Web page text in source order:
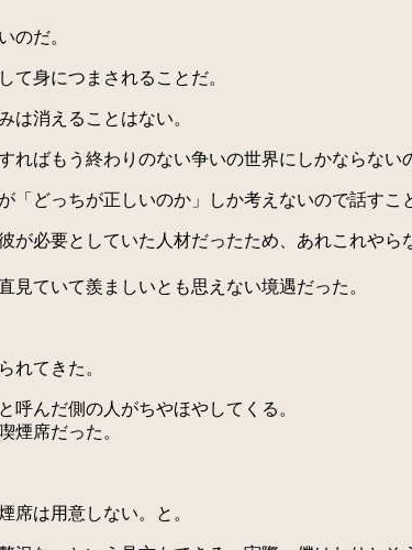
のだ。
身につまされることだ。
消えることはない。
ばもう終わりのない争いの世界にしかならない
どっちが正しいのか」しか考えないので話すこ
必要としていた人材だったため、あれこれや
ていて羨ましいとも思えない境遇だった。
れてきた。
んだ側の人がちやほやしてくる。
煙席だった。
は用意しない。と。